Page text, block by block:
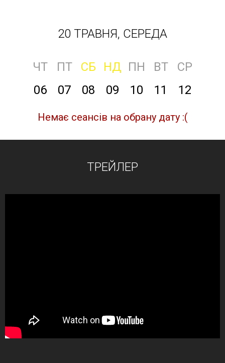
20 ТРАВНЯ, СЕРЕДА
ЧТ ПТ СБ НД ПН ВТ
СР
06
07 08 09 10 11 12
Немає сеансів на обрану дату :(
ТРЕЙЛЕР